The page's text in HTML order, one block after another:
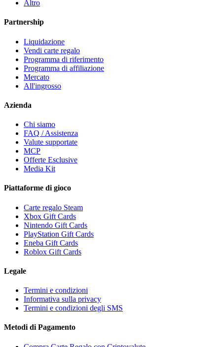
Altro
Partnership
Liquidazione
Vendi carte regalo
Programma di riferimento
Programma di affiliazione
Mercato
All'ingrosso
Azienda
Chi siamo
FAQ / Assistenza
Valute supportate
MCP
Offerte Esclusive
Media Kit
Piattaforme di gioco
Carte regalo Steam
Xbox Gift Cards
Nintendo Gift Cards
PlayStation Gift Cards
Eneba Gift Cards
Roblox Gift Cards
Legale
Termini e condizioni
Informativa sulla privacy
Termini e condizioni degli SMS
Metodi di Pagamento